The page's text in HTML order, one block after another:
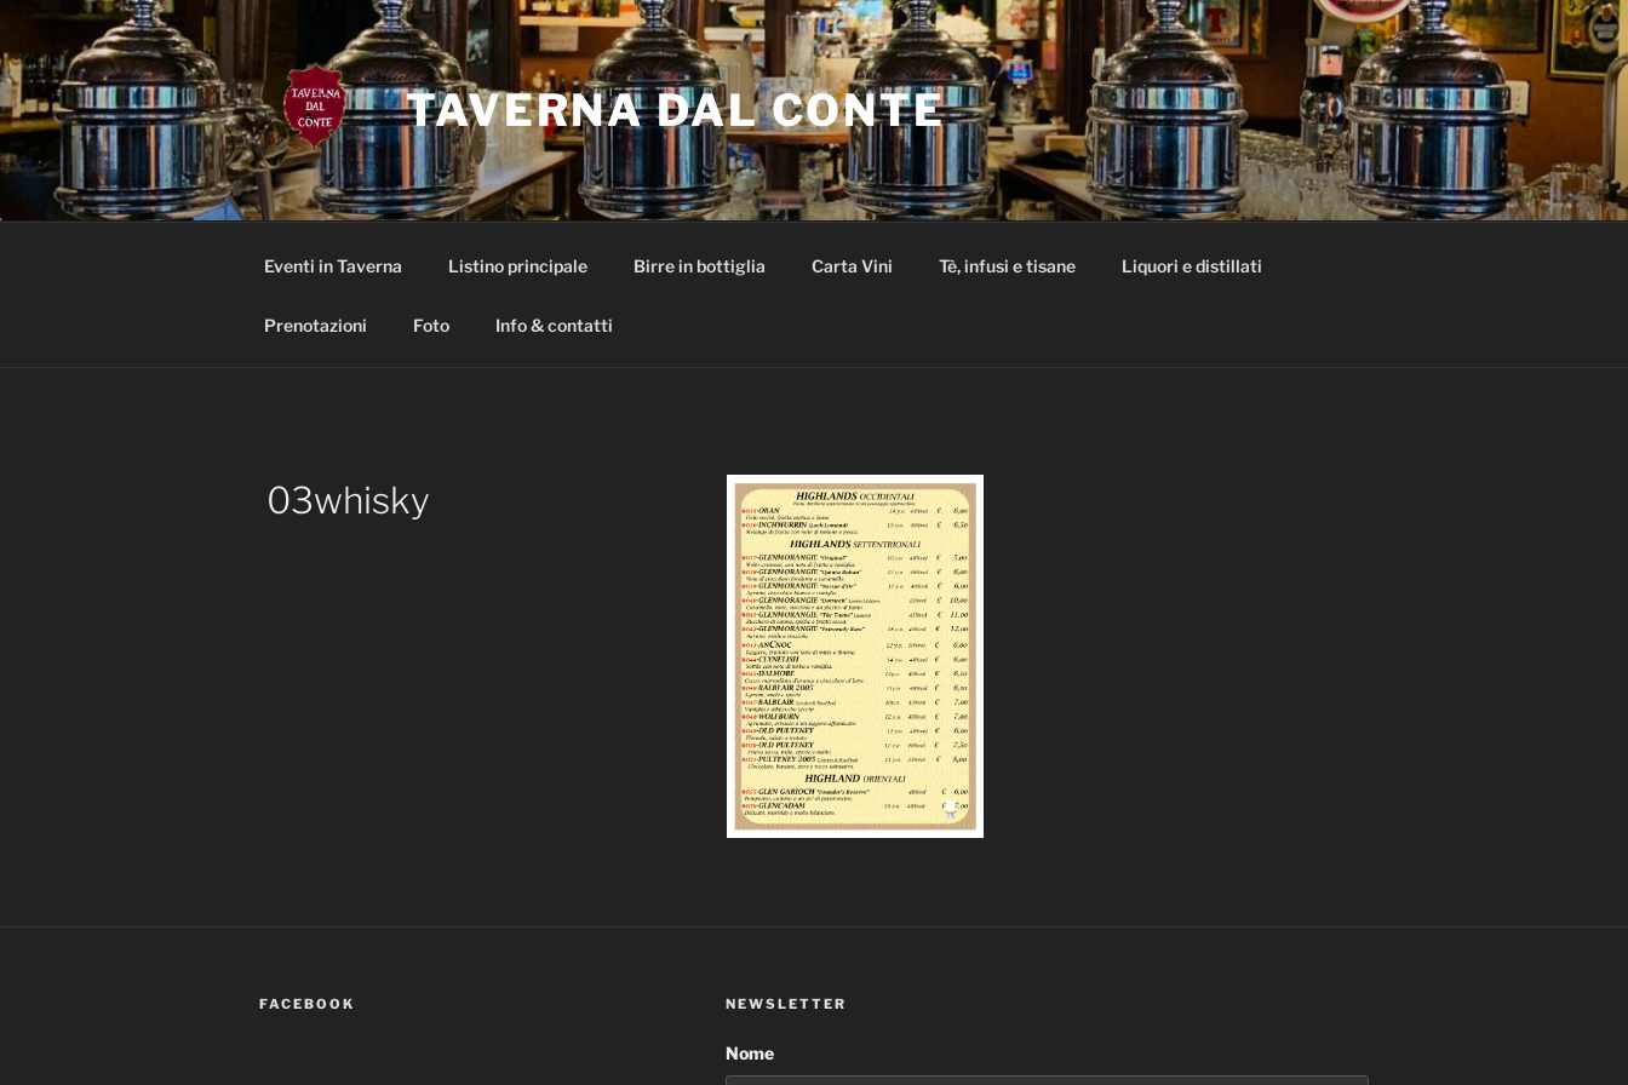
contenuto
TAVERNA DAL CONTE
Eventi in Taverna Listino principale Birre in bottiglia Carta Vini Tè, infusi e tisane Liquori e distillati
Prenotazioni Foto Info & contatti
03whisky
FACEBOOK NEWSLETTER
Nome